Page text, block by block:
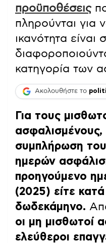
προϋποθέσεις
πληρούνται για
ικανότητα είναι
κατηγορία των
Ακολουθήστε το
Για τους
ασφαλισμένους,
συμπλήρωση
ημερών
προηγούμενο
(2025) είτε
δωδεκάμηνο.
οι μη μισθωτοί
ελεύθεροι